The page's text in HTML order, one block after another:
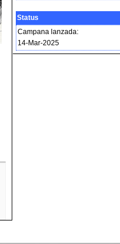
Status
Campana lanzada:
14-Mar-2025